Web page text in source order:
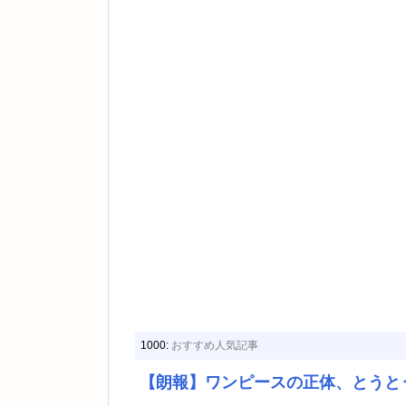
1000: おすすめ人気記事
【朗報】ワンピースの正体、とう